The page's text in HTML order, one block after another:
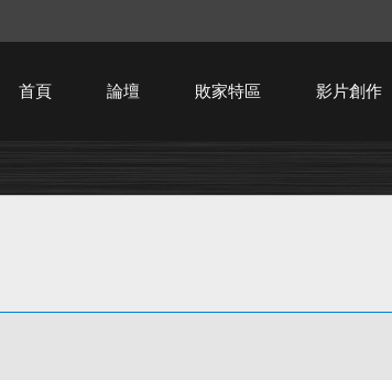
首頁 論壇 敗家特區 影片創作